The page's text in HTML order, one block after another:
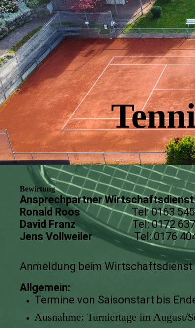
Bewirtung
Ansprechpartner
Ronald RoosTel: 0163
David Franz
Tel: 0172
Jens VollweilerTel: 0176
Anmeldung beim Wirtschaftsdienst
Allgemein:
Termine von Saisonstart bis
Ausnahme: Turniertage im August/